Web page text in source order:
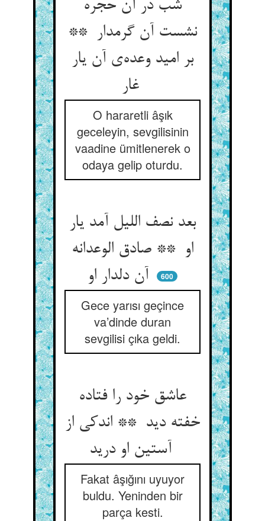
شب در آن حجره
نشست آن گرمدار **
بر امید وعده‌ی آن یار
غار
O hararetli âşık
geceleyin, sevgilisinin
vaadine ümitlenerek o
odaya gelip oturdu.
بعد نصف اللیل آمد یار
او ** صادق الوعدانه
600
Gece yarısı geçince
va’dinde duran
sevgilisi çıka geldi.
عاشق خود را فتاده
خفته دید ** اندکی از
Fakat âşığını uyuyor
buldu. Yeninden bir
parça kesti.